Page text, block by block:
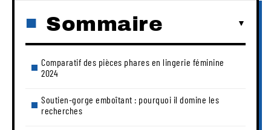
Sommaire
Comparatif des pièces phares en lingerie féminine
2024
Soutien-gorge emboîtant : pourquoi il domine les
recherches